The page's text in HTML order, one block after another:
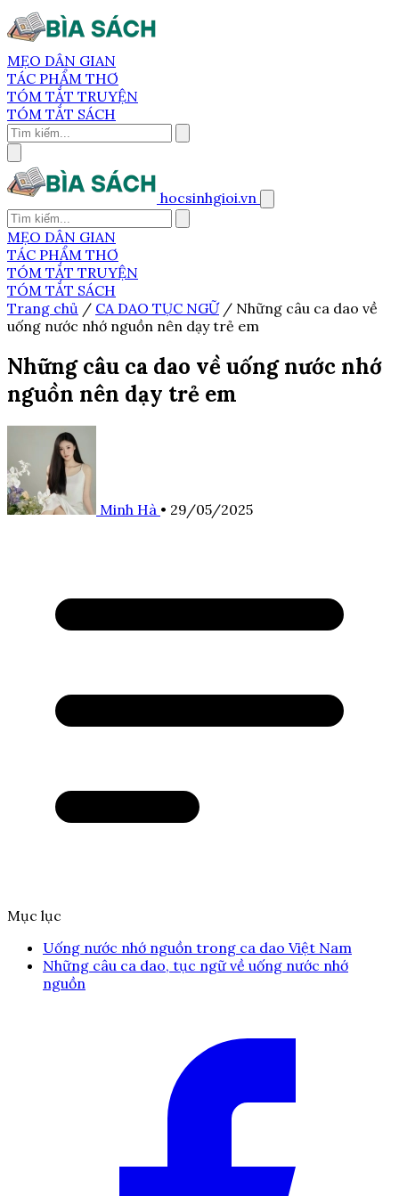
MẸO DÂN GIAN
TÁC PHẨM THƠ
TÓM TẮT TRUYỆN
TÓM TẮT SÁCH
hocsinhgioi.vn
MẸO DÂN GIAN
TÁC PHẨM THƠ
TÓM TẮT TRUYỆN
TÓM TẮT SÁCH
Trang chủ / CA DAO TỤC NGỮ / Những câu ca dao về
uống nước nhớ nguồn nên dạy trẻ em
Những câu ca dao về uống nước nhớ
nguồn nên dạy trẻ em
Minh Hà • 29/05/2025
Mục lục
Uống nước nhớ nguồn trong ca dao Việt Nam
Những câu ca dao, tục ngữ về uống nước nhớ
nguồn